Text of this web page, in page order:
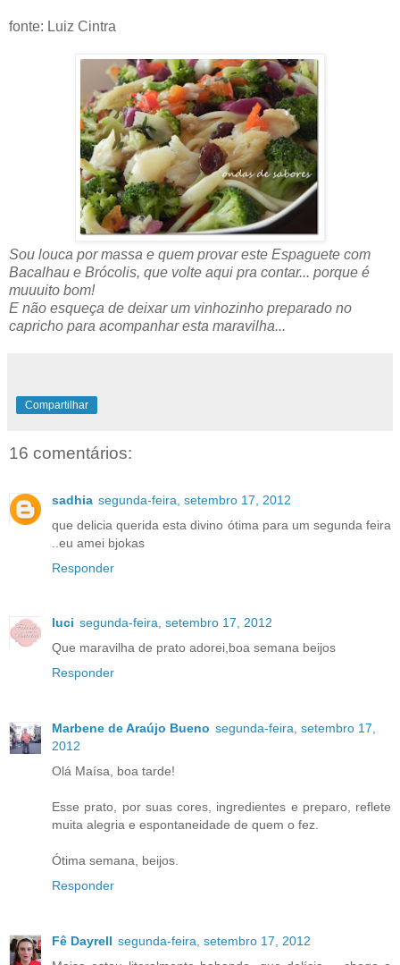
fonte: Luiz Cintra
Sou louca por massa e quem provar este Espaguete com
Bacalhau e Brócolis, que volte aqui pra contar... porque é
muuuito bom!
E não esqueça de deixar um vinhozinho preparado no
capricho para acompanhar esta maravilha...
Compartilhar
16 comentários:
sadhia segunda-feira, setembro 17, 2012
que delicia querida esta divino ótima para um segunda feira
..eu amei bjokas
Responder
luci segunda-feira, setembro 17, 2012
Que maravilha de prato adorei,boa semana beijos
Responder
Marbene de Araújo Bueno segunda-feira, setembro 17,
2012
Olá Maísa, boa tarde!
Esse prato, por suas cores, ingredientes e preparo, reflete
muita alegria e espontaneidade de quem o fez.
Ótima semana, beijos.
Responder
Fê Dayrell segunda-feira, setembro 17, 2012